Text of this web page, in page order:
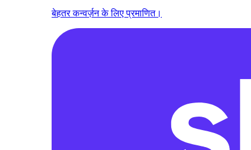
बेहतर कन्वर्ज़न के लिए प्रमाणित।